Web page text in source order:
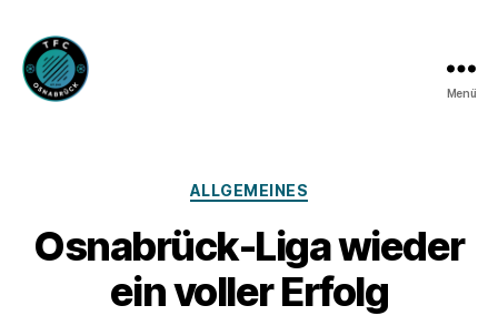
Menü
Kategorien
ALLGEMEINES
Osnabrück-Liga wieder
ein voller Erfolg